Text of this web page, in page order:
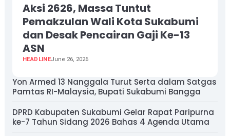
Aksi 2626, Massa Tuntut
Pemakzulan Wali Kota Sukabumi
dan Desak Pencairan Gaji Ke-13
ASN
HEADLINEJune 26, 2026
Yon Armed 13 Nanggala Turut Serta dalam Satgas
Pamtas RI-Malaysia, Bupati Sukabumi Bangga
DPRD Kabupaten Sukabumi Gelar Rapat Paripurna
ke-7 Tahun Sidang 2026 Bahas 4 Agenda Utama